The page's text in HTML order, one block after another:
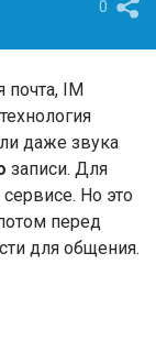
0
IM
даже звука
записи. Для
сервисе. Но это
перед
для общения.